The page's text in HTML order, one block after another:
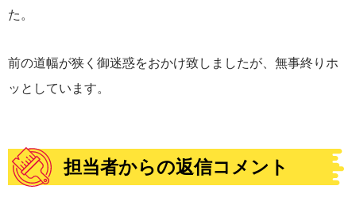
た。
前の道幅が狭く御迷惑をおかけ致しましたが、無事終りホ
ッとしています。
担当者からの返信コメント